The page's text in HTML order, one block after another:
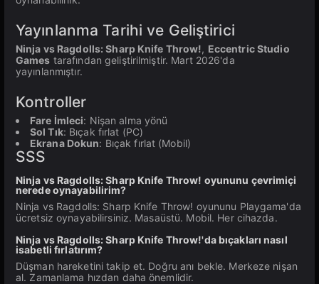
Yayınlanma Tarihi ve Geliştirici
Ninja vs Ragdolls: Sharp Knife Throw!, Eccentric Studio
Games tarafından geliştirilmiştir. Mart 2026'da
yayınlanmıştır.
Kontroller
Fare İmleci: Nişan alma yönü
Sol Tık: Bıçak fırlat (PC)
Ekrana Dokun: Bıçak fırlat (Mobil)
SSS
Ninja vs Ragdolls: Sharp Knife Throw! oyununu çevrimiçi
nerede oynayabilirim?
Ninja vs Ragdolls: Sharp Knife Throw! oyununu Playgama'da
ücretsiz oynayabilirsiniz. Masaüstü. Mobil. Her cihazda.
Ninja vs Ragdolls: Sharp Knife Throw!'da bıçakları nasıl
isabetli fırlatırım?
Düşman hareketini takip et. Doğru anı bekle. Merkeze nişan
al. Zamanlama hızdan daha önemlidir.